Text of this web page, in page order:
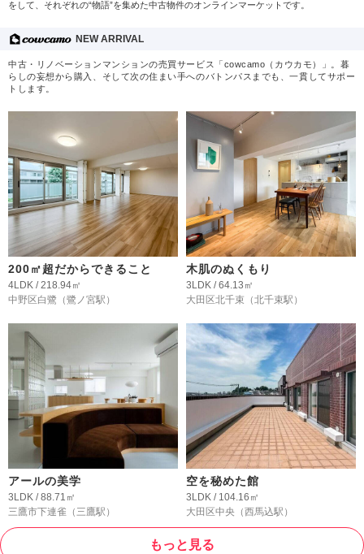
をして、それぞれの“物語”を集めた中古物件のオンラインマーケットです。
NEW ARRIVAL
中古・リノベーションマンションの売買サービス「cowcamo（カウカモ）」。暮
らしの妄想から購入、そして次の住まい手へのバトンパスまでも、一貫してサポー
トします。
200㎡超だからできること
4LDK / 218.94㎡
中野区白鷺 （鷺ノ宮駅）
木肌のぬくもり
3LDK / 64.13㎡
大田区北千束 （北千束駅）
アールの美学
3LDK / 88.71㎡
三鷹市下連雀 （三鷹駅）
空を秘めた館
3LDK / 104.16㎡
大田区中央 （西馬込駅）
もっと見る